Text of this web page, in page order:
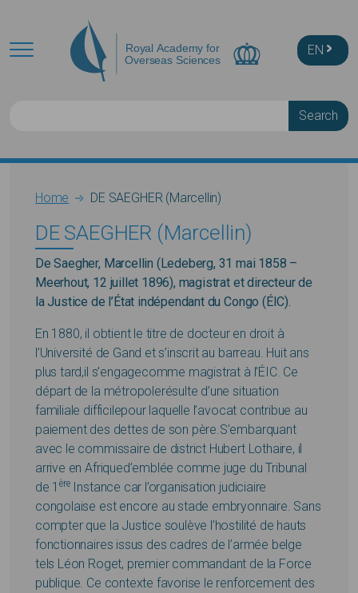
EN
Breadcrumb
Home DE SAEGHER (Marcellin)
DE SAEGHER (Marcellin)
De Saegher, Marcellin (Ledeberg, 31 mai 1858 –
Meerhout, 12 juillet 1896), magistrat et directeur de
la Justice de l’État indépendant du Congo (ÉIC).
En 1880, il obtient le titre de docteur en droit à
l’Université de Gand et s’inscrit au barreau. Huit ans
plus tard,il s’engagecomme magistrat à l’ÉIC. Ce
départ de la métropolerésulte d’une situation
familiale difficilepour laquelle l’avocat contribue au
paiement des dettes de son père.S’embarquant
avec le commissaire de district Hubert Lothaire, il
arrive en Afriqued’emblée comme juge du Tribunal
de 1èreInstance car l’organisation judiciaire
congolaise est encore au stade embryonnaire. Sans
compter que la Justice soulève l’hostilité de hauts
fonctionnaires issus des cadres de l’armée belge
tels Léon Roget, premier commandant de la Force
publique. Ce contexte favorise le renforcement des